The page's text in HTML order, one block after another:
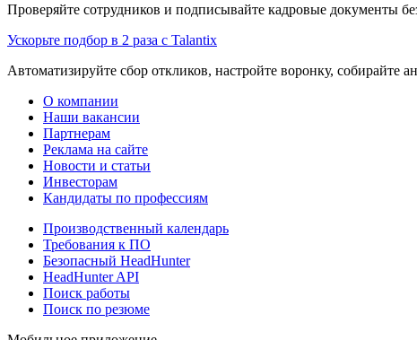
Проверяйте сотрудников и подписывайте кадровые документы
Ускорьте подбор в 2 раза с Talantix
Автоматизируйте сбор откликов, настройте воронку, собирайте
О компании
Наши вакансии
Партнерам
Реклама на сайте
Новости и статьи
Инвесторам
Кандидаты по профессиям
Производственный календарь
Требования к ПО
Безопасный HeadHunter
HeadHunter API
Поиск работы
Поиск по резюме